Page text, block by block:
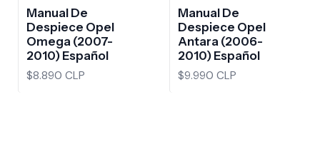
Manual De
Despiece Opel
Omega (2007-
2010) Español
$8.890 CLP
Manual De
Despiece Opel
Antara (2006-
2010) Español
$9.990 CLP